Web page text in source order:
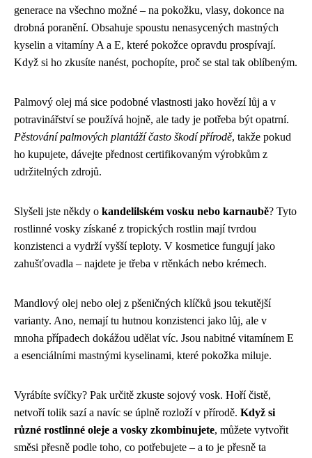
generace na všechno možné – na pokožku, vlasy, dokonce na
drobná poranění. Obsahuje spoustu nenasycených mastných
kyselin a vitamíny A a E, které pokožce opravdu prospívají.
Když si ho zkusíte nanést, pochopíte, proč se stal tak oblíbeným.
Palmový olej má sice podobné vlastnosti jako hovězí lůj a v
potravinářství se používá hojně, ale tady je potřeba být opatrní.
Pěstování palmových plantáží často škodí přírodě, takže pokud
ho kupujete, dávejte přednost certifikovaným výrobkům z
udržitelných zdrojů.
Slyšeli jste někdy o kandelilském vosku nebo karnaubě? Tyto
rostlinné vosky získané z tropických rostlin mají tvrdou
konzistenci a vydrží vyšší teploty. V kosmetice fungují jako
zahušťovadla – najdete je třeba v rtěnkách nebo krémech.
Mandlový olej nebo olej z pšeničných klíčků jsou tekutější
varianty. Ano, nemají tu hutnou konzistenci jako lůj, ale v
mnoha případech dokážou udělat víc. Jsou nabitné vitamínem E
a esenciálními mastnými kyselinami, které pokožka miluje.
Vyrábíte svíčky? Pak určitě zkuste sojový vosk. Hoří čistě,
netvoří tolik sazí a navíc se úplně rozloží v přírodě. Když si
různé rostlinné oleje a vosky zkombinujete, můžete vytvořit
směsi přesně podle toho, co potřebujete – a to je přesně ta